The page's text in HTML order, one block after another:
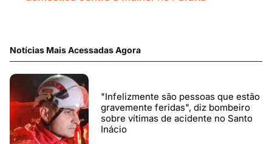
Notícias Mais Acessadas Agora
"Infelizmente são pessoas que estão
gravemente feridas", diz bombeiro
sobre vítimas de acidente no Santo
Inácio